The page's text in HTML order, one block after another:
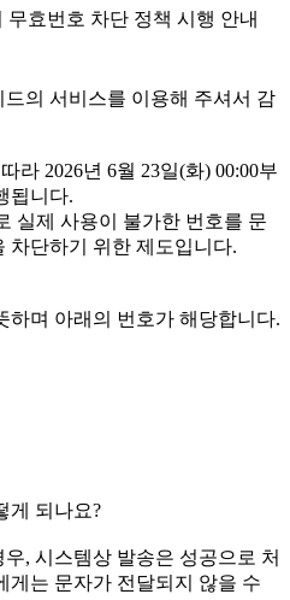
무효번호 차단 정책 시행 안내
의 서비스를 이용해 주셔서 감
라 2026년 6월 23일(화) 00:00부
됩니다.
실제 사용이 불가한 번호를 문
차단하기 위한 제도입니다.
하며 아래의 번호가 해당합니다.
게 되나요?
, 시스템상 발송은 성공으로 처
게는 문자가 전달되지 않을 수